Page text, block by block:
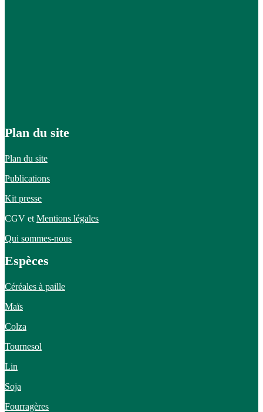
Plan du site
Plan du site
Publications
Kit presse
CGV et Mentions légales
Qui sommes-nous
Espèces
Céréales à paille
Maïs
Colza
Tournesol
Lin
Soja
Fourragères